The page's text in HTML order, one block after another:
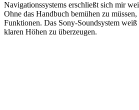
Navigationssystems erschließt sich mir
Ohne das Handbuch bemühen zu
Funktionen. Das Sony-Soundsystem weiß
klaren Höhen zu überzeugen.